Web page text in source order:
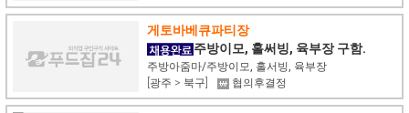
게토바베큐파티장
주방이모, 홀써빙, 육부장 구함.
주방아줌마/주방이모, 홀서빙, 육부장
[광주 > 북구]
협의후결정